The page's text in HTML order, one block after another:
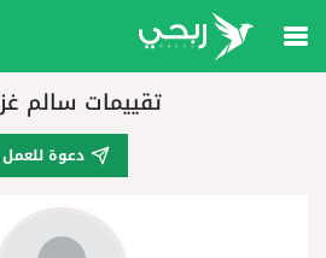
تقييمات سالم
دعوة للعمل